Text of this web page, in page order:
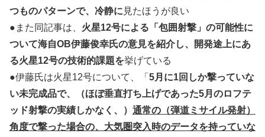
つものパターンで、冷静に 見たほうが良い
●また同記事は、 火星12号による「包囲射撃」の可能性に
ついて海自OB伊藤俊幸氏の意見を紹介し、開発途上にあ
る火星12号の技術的課題を挙げている
●伊藤氏は火星12号について、「 5月に1回しか撃っていな
い未完成品で、（ほぼ垂直打ち上げであった5月のロフテ
ッド射撃の実績しかなく、） 通常の（弾道ミサイル発射）
角度で撃った場合の、大気圏突入時のデータを持っていな